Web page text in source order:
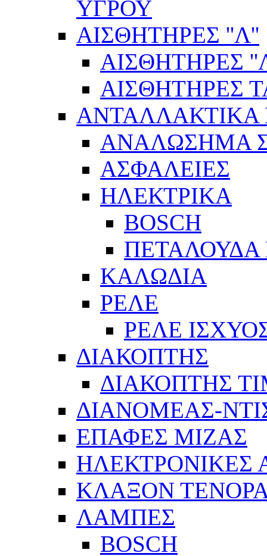
ΥΓΡΟΥ
ΑΙΣΘΗΤΗΡΕΣ ''Λ''
ΑΙΣΘΗΤΗΡEΣ
ΑΙΣΘΗΤΗΡEΣ
ΑΝΤΑΛΛΑΚΤΙΚΑ
ΑΝΑΛΩΣΗΜΑ
ΑΣΦΑΛΕΙΕΣ
ΗΛΕΚΤΡΙΚΑ
BOSCH
ΠΕΤΑΛΟΥΔΑ
ΚΑΛΩΔΙΑ
ΡΕΛΕ
ΡΕΛΕ
ΔΙΑΚΟΠΤΗΣ
ΔΙΑΚΟΠΤΗΣ
ΔΙΑΝΟΜΕΑΣ-
ΕΠΑΦΕΣ ΜΙΖΑΣ
ΗΛΕΚΤΡΟΝΙΚΕΣ
ΚΛΑΞΟΝ
ΛΑΜΠΕΣ
BOSCH